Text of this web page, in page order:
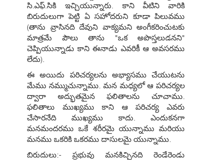
సి.ఎఫ్.సికి ఇచ్చియున్నారు. కాని వీటిని వారికి
బిరుదులుగా పెట్టి ఏ సహోదరుని కూడా పిలువము
(తాను వ్రాసినది దేవుని వాక్యమని అంగీకరించుటకు
మాత్రమే పౌలు తాను "ఒక అపొస్తలుడనని"
చెప్పియున్నాడు కాని ఈనాడు ఎవరికీ ఆ అవసరము
లేదు).
ఈ అయిదు పరిచర్యలను అభ్యాసము చేయుటను
మేము నమ్ముచున్నాము. మన మధ్యలో ఆ పరిచర్యల
ద్వారా అద్భుతమైన ఫలితాలను చూచాము.
ఫలితాలు ముఖ్యము కాని ఆ పరిచర్య ఎవరు
చేసారనేది ముఖ్యము కాదు. ఎందుకనగా
మనమందరము ఒకే శరీరమై యున్నాము మరియు
మనము ఒకరికి ఒకరము దాసులమై యున్నాము.
బిరుదులు:- ప్రభువు మనకిచ్చినది రెండేరెండు